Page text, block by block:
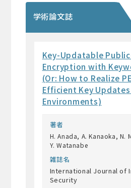
学術論文誌
Key-Updatable
Encryption with
(Or: How to Realize
Efficient Key
Environments)
著者
H. Anada, A. Kanaoka, N.
Y. Watanabe
雑誌名
International Journal of
Security